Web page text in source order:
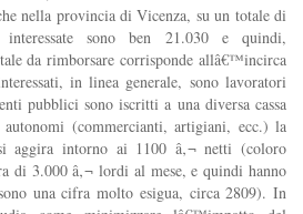
nella provincia di Vicenza, su un totale di
interessate sono ben 21.030 e quindi,
da rimborsare corrisponde allâ€™incirca
in linea generale, sono lavoratori
pubblici sono iscritti a una diversa cassa
(commercianti, artigiani, ecc.) la
aggira intorno ai 1100 â‚¬ netti (coloro
di 3.000 â‚¬ lordi al mese, e quindi hanno
una cifra molto esigua, circa 2809). In